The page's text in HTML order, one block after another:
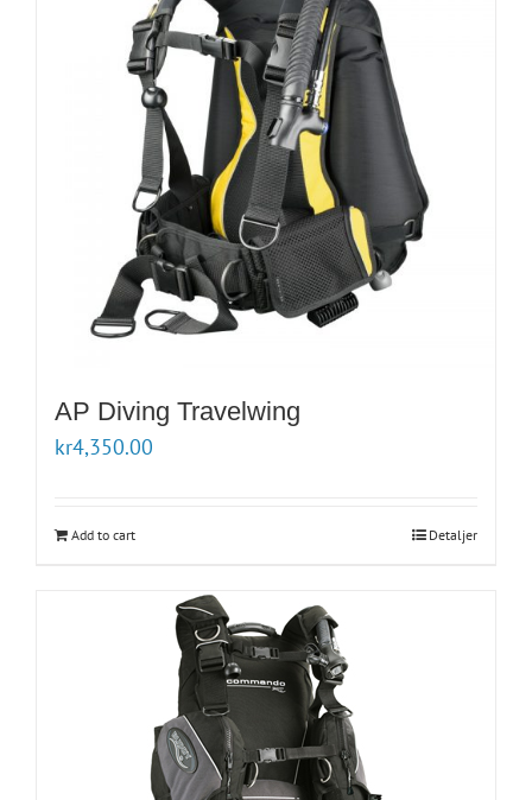
AP Diving Travelwing
kr4,350.00
Add to cart Detaljer